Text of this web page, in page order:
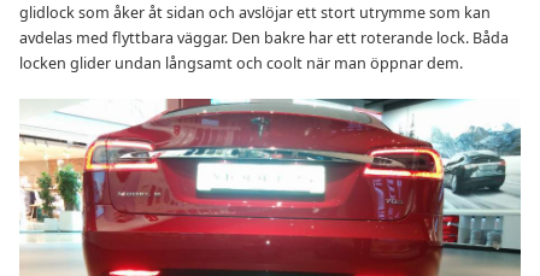
glidlock som åker åt sidan och avslöjar ett stort utrymme som kan
avdelas med flyttbara väggar. Den bakre har ett roterande lock. Båda
locken glider undan långsamt och coolt när man öppnar dem.